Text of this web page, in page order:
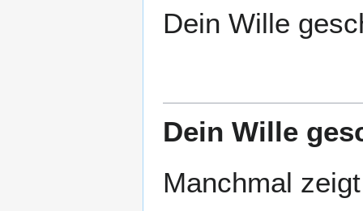
Dein Wille
Dein Wille
Manchmal